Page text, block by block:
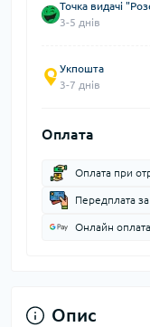
Точка видачі
3-5 днів
Укпошта
3-7 днів
Оплата
Оплата при
Передплата
Онлайн
Опис